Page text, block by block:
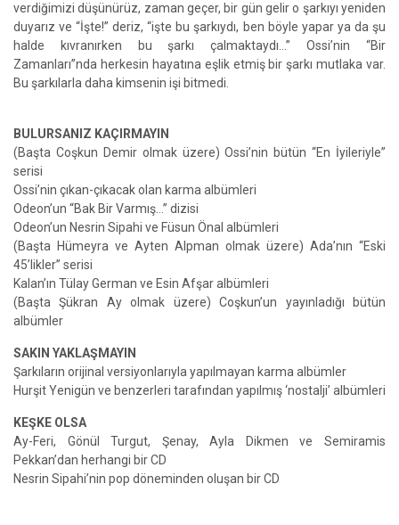
verdiğimizi düşünürüz, zaman geçer, bir gün gelir o şarkıyı yeniden
duyarız ve “İşte!” deriz, “işte bu şarkıydı, ben böyle yapar ya da şu
halde kıvranırken bu şarkı çalmaktaydı…” Ossi’nin “Bir
Zamanları”nda herkesin hayatına eşlik etmiş bir şarkı mutlaka var.
Bu şarkılarla daha kimsenin işi bitmedi.
BULURSANIZ KAÇIRMAYIN
(Başta Coşkun Demir olmak üzere) Ossi’nin bütün “En İyileriyle”
serisi
Ossi’nin çıkan-çıkacak olan karma albümleri
Odeon’un “Bak Bir Varmış…” dizisi
Odeon’un Nesrin Sipahi ve Füsun Önal albümleri
(Başta Hümeyra ve Ayten Alpman olmak üzere) Ada’nın “Eski
45’likler” serisi
Kalan’ın Tülay German ve Esin Afşar albümleri
(Başta Şükran Ay olmak üzere) Coşkun’un yayınladığı bütün
albümler
SAKIN YAKLAŞMAYIN
Şarkıların orijinal versiyonlarıyla yapılmayan karma albümler
Hurşit Yenigün ve benzerleri tarafından yapılmış ‘nostalji’ albümleri
KEŞKE OLSA
Ay-Feri, Gönül Turgut, Şenay, Ayla Dikmen ve Semiramis
Pekkan’dan herhangi bir CD
Nesrin Sipahi’nin pop döneminden oluşan bir CD